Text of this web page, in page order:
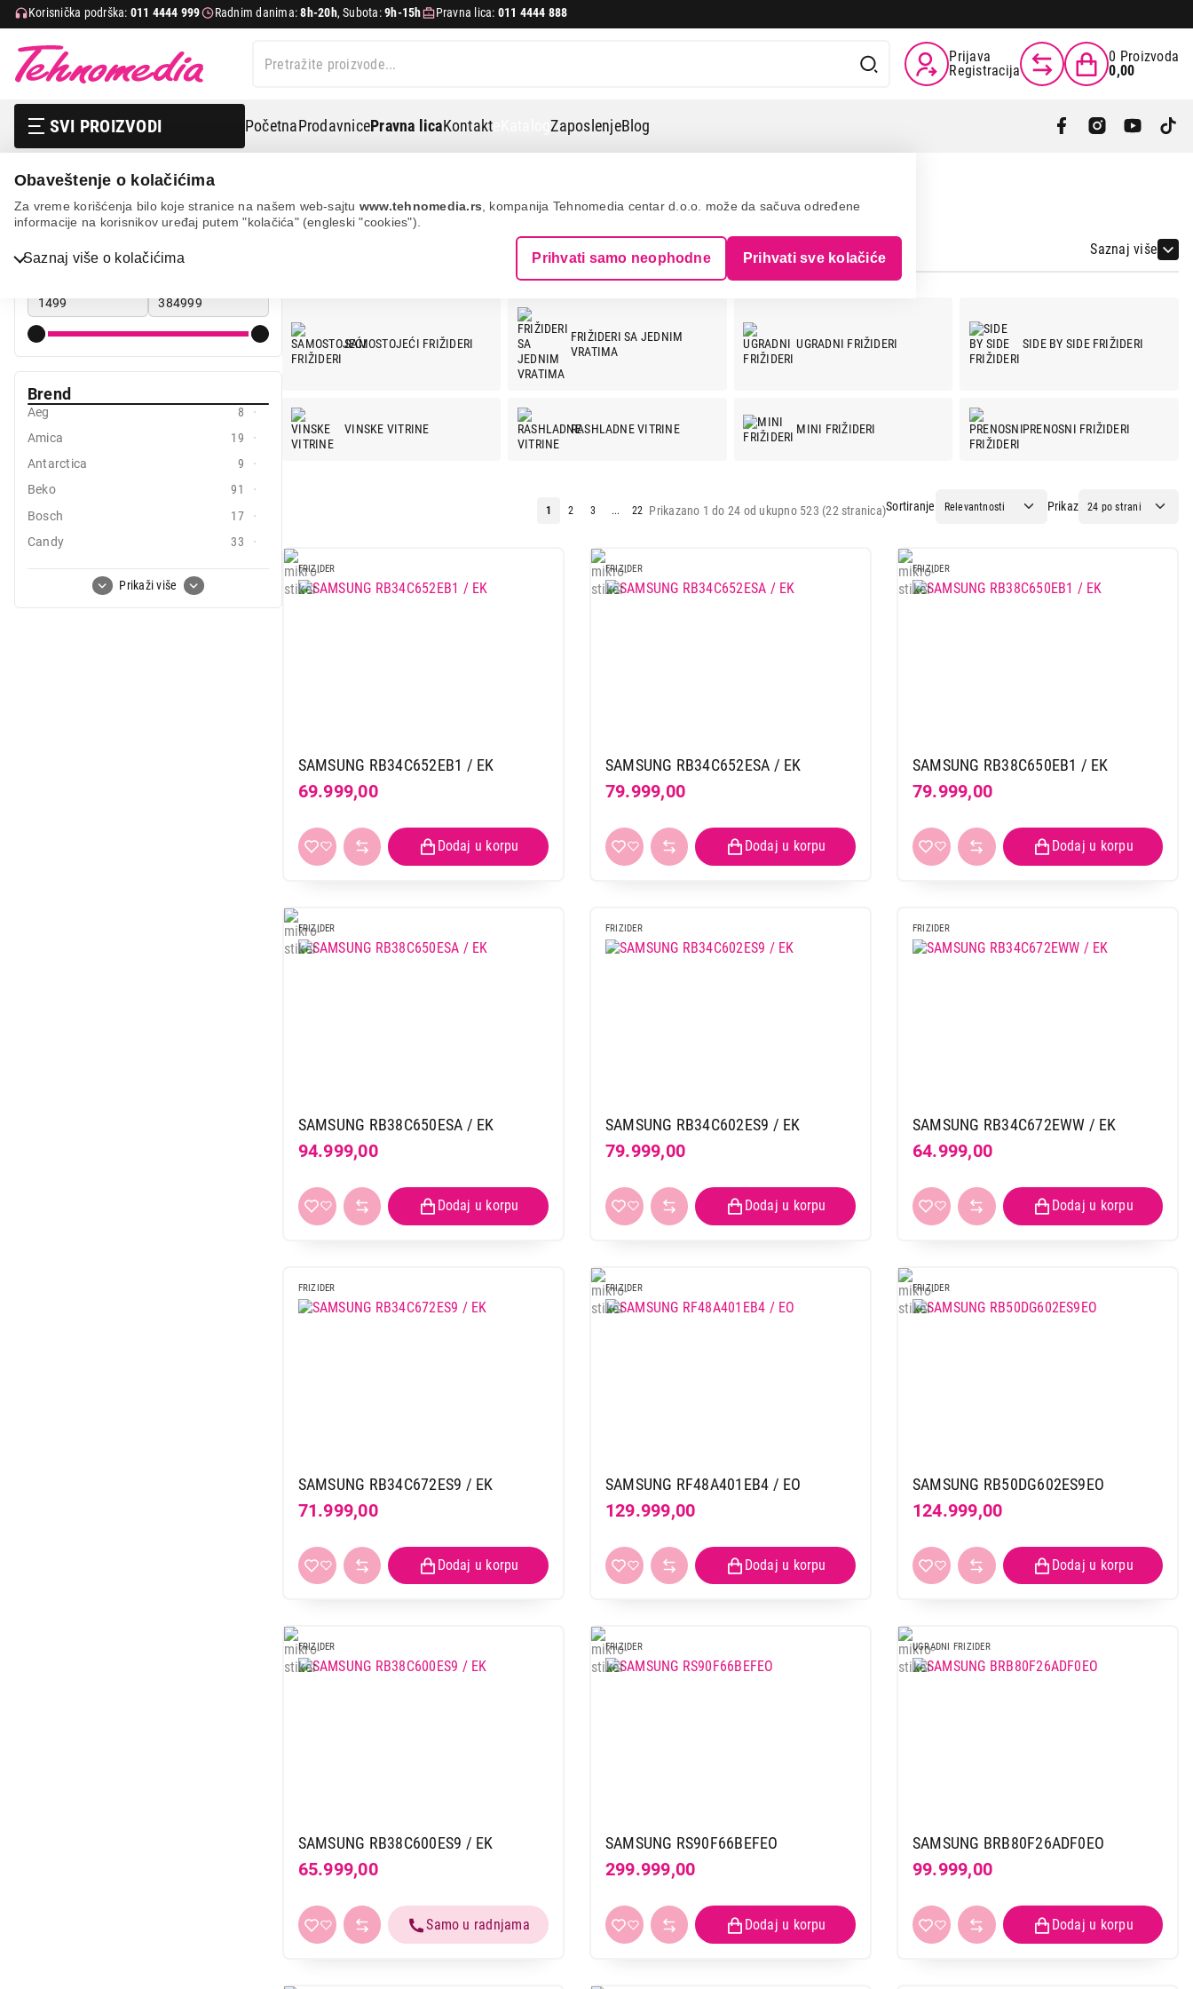
Obaveštenje o kolačićima
Za vreme korišćenja bilo koje stranice na našem web-sajtu www.tehnomedia.rs , kompanija Tehnomedia centar d.o.o. može da sačuva određene
informacije na korisnikov uređaj putem "kolačića" (engleski "cookies").
Saznaj više o kolačićima Prihvati samo neophodne Prihvati sve kolačiće
Korisnička podrška: 011 4444 999 Radnim danima:8h-20h, Subota:9h-15h Pravna lica: 011 4444 888
Prijava
Registracija
0 Proizvoda
0,00
SVI PROIZVODI PočetnaProdavnicePravna licaKontakt eKatalogZaposlenjeBlog
TV, audio, video i foto
Mobilni telefoni i tableti
Grejanje i hlađenje
Nega tela, lepota i zdravlje
Sport i putovanje
Sve za kuću i baštu
Bela tehnika Frižideri
Cena
Brend
Prikaži više
Aeg
8
Amica
19
Antarctica
9
Beko
91
Bosch
17
Candy
33
Carbon
2
Saznaj više
SAMOSTOJEĆI FRIŽIDERI
FRIŽIDERI SA JEDNIM
VRATIMA
UGRADNI FRIŽIDERI SIDE BY SIDE FRIŽIDERI
VINSKE VITRINE RASHLADNE VITRINE MINI FRIŽIDERI PRENOSNI FRIŽIDERI
Sortiranje Prikaz
Prikazano 1 do 24 od ukupno 523 (22 stranica)
1 2 3 ... 22
FRIZIDER
SAMSUNG RB34C652EB1 / EK
69.999,00
FRIZIDER
SAMSUNG RB34C652ESA / EK
79.999,00
FRIZIDER
SAMSUNG RB38C650EB1 / EK
79.999,00
FRIZIDER
SAMSUNG RB38C650ESA / EK
94.999,00
FRIZIDER
SAMSUNG RB34C602ES9 / EK
79.999,00
FRIZIDER
SAMSUNG RB34C672EWW / EK
64.999,00
FRIZIDER
SAMSUNG RB34C672ES9 / EK
71.999,00
FRIZIDER
SAMSUNG RF48A401EB4 / EO
129.999,00
FRIZIDER
SAMSUNG RB50DG602ES9EO
124.999,00
FRIZIDER
SAMSUNG RB38C600ES9 / EK
65.999,00
FRIZIDER
SAMSUNG RS90F66BEFEO
299.999,00
UGRADNI FRIZIDER
SAMSUNG BRB80F26ADF0EO
99.999,00